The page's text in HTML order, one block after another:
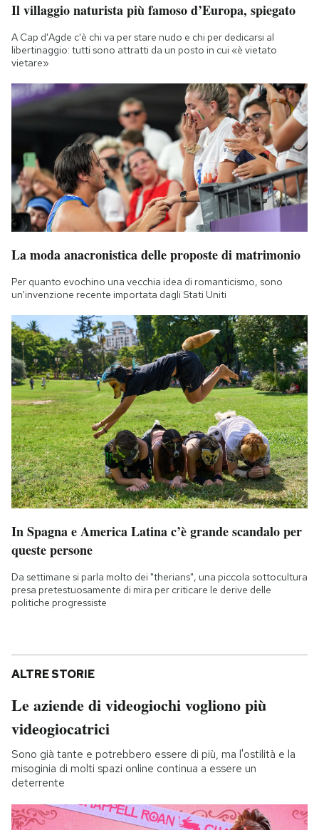
Il villaggio naturista più famoso d’Europa, spiegato
A Cap d'Agde c'è chi va per stare nudo e chi per dedicarsi al
libertinaggio: tutti sono attratti da un posto in cui «è vietato
vietare»
La moda anacronistica delle proposte di matrimonio
Per quanto evochino una vecchia idea di romanticismo, sono
un'invenzione recente importata dagli Stati Uniti
In Spagna e America Latina c’è grande scandalo per
queste persone
Da settimane si parla molto dei "therians", una piccola sottocultura
presa pretestuosamente di mira per criticare le derive delle
politiche progressiste
ALTRE STORIE
Le aziende di videogiochi vogliono più
videogiocatrici
Sono già tante e potrebbero essere di più, ma l'ostilità e la
misoginia di molti spazi online continua a essere un
deterrente